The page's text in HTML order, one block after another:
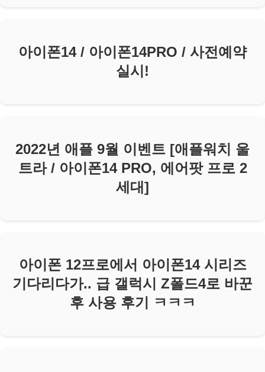
아이폰14 / 아이폰14PRO / 사전예약
실시!
2022년 애플 9월 이벤트 [애플워치 울
트라 / 아이폰14 PRO, 에어팟 프로 2
세대]
아이폰 12프로에서 아이폰14 시리즈
기다리다가.. 급 갤럭시 Z폴드4로 바꾼
후 사용 후기 ㅋㅋㅋ